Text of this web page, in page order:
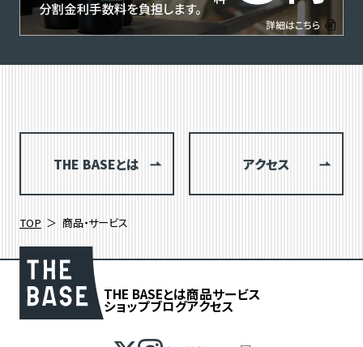
THE BASEとは アクセス
TOP 商品・サービス
THE BASEとは商品サービス
ショップブログアクセス